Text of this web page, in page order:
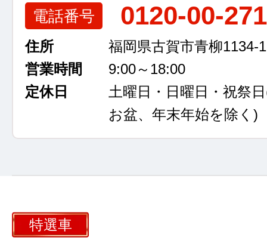
電話番号 0120-00-
住所
福岡県古賀市青柳1134-1
営業時間
9:00～18:00
定休日
土曜日・日曜日・祝祭日
お盆、年末年始を除く)
特選車